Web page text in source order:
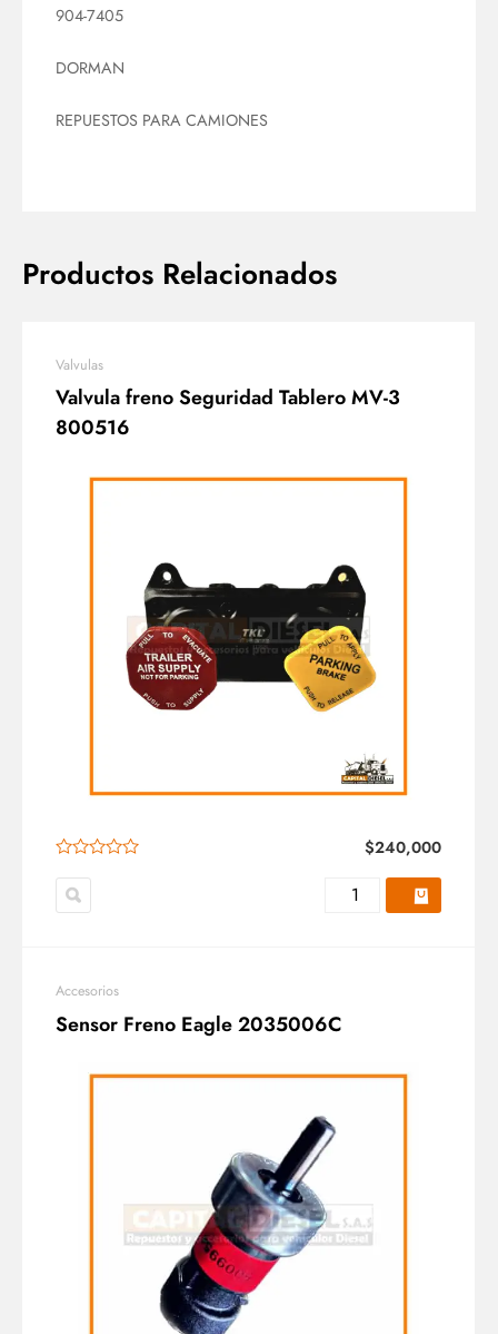
904-7405
DORMAN
REPUESTOS PARA CAMIONES
Productos Relacionados
Valvulas
Valvula freno Seguridad Tablero MV-3
800516
$240,000
Accesorios
Sensor Freno Eagle 2035006C